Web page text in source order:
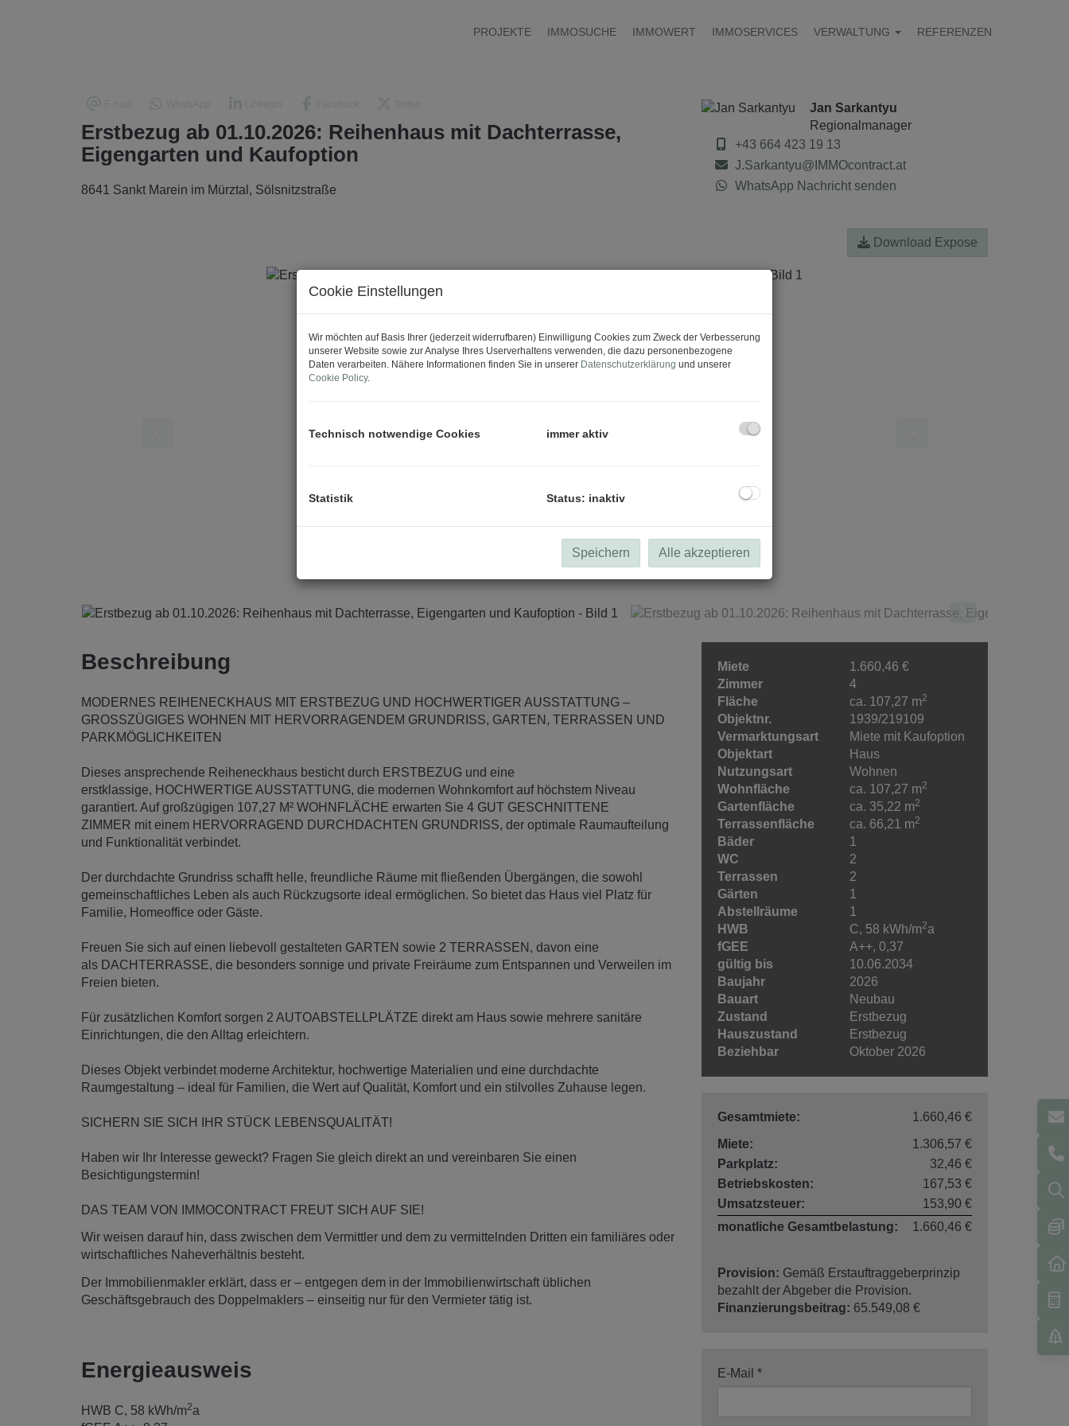
PROJEKTE IMMOSUCHE IMMOWERT IMMOSERVICES VERWALTUNG REFERENZEN
Erstbezug ab 01.10.2026: Reihenhaus mit Dachterrasse,
Eigengarten und Kaufoption
8641 Sankt Marein im Mürztal , Sölsnitzstraße
Jan Sarkantyu
Regionalmanager
+43 664 423 19 13
J.Sarkantyu@IMMOcontract.at
WhatsApp Nachricht senden
Download Expose
Beschreibung
MODERNES REIHENECKHAUS MIT ERSTBEZUG UND HOCHWERTIGER AUSSTATTUNG –
GROSSZÜGIGES WOHNEN MIT HERVORRAGENDEM GRUNDRISS, GARTEN, TERRASSEN UND
PARKMÖGLICHKEITEN
Dieses ansprechende Reiheneckhaus besticht durch ERSTBEZUG und eine
erstklassige, HOCHWERTIGE AUSSTATTUNG, die modernen Wohnkomfort auf höchstem Niveau
garantiert. Auf großzügigen 107,27 M² WOHNFLÄCHE erwarten Sie 4 GUT GESCHNITTENE
ZIMMER mit einem HERVORRAGEND DURCHDACHTEN GRUNDRISS, der optimale Raumaufteilung
und Funktionalität verbindet.
Der durchdachte Grundriss schafft helle, freundliche Räume mit fließenden Übergängen, die sowohl
gemeinschaftliches Leben als auch Rückzugsorte ideal ermöglichen. So bietet das Haus viel Platz für
Familie, Homeoffice oder Gäste.
Freuen Sie sich auf einen liebevoll gestalteten GARTEN sowie 2 TERRASSEN, davon eine
als DACHTERRASSE, die besonders sonnige und private Freiräume zum Entspannen und Verweilen im
Freien bieten.
Für zusätzlichen Komfort sorgen 2 AUTOABSTELLPLÄTZE direkt am Haus sowie mehrere sanitäre
Einrichtungen, die den Alltag erleichtern.
Dieses Objekt verbindet moderne Architektur, hochwertige Materialien und eine durchdachte
Raumgestaltung – ideal für Familien, die Wert auf Qualität, Komfort und ein stilvolles Zuhause legen.
SICHERN SIE SICH IHR STÜCK LEBENSQUALITÄT!
Haben wir Ihr Interesse geweckt? Fragen Sie gleich direkt an und vereinbaren Sie einen
Besichtigungstermin!
DAS TEAM VON IMMOCONTRACT FREUT SICH AUF SIE!
Wir weisen darauf hin, dass zwischen dem Vermittler und dem zu vermittelnden Dritten ein familiäres oder
wirtschaftliches Naheverhältnis besteht.
Der Immobilienmakler erklärt, dass er – entgegen dem in der Immobilienwirtschaft üblichen
Geschäftsgebrauch des Doppelmaklers – einseitig nur für den Vermieter tätig ist.
Energieausweis
HWB C, 58 kWh/m2a
Miete
1.660,46 €
Zimmer
4
Fläche
ca. 107,27 m2
Objektnr.
1939/219109
Vermarktungsart
Miete mit Kaufoption
Objektart
Haus
Nutzungsart
Wohnen
Wohnfläche
ca. 107,27 m2
Gartenfläche ca. 35,22 m2
Terrassenfläche ca. 66,21 m2
Bäder
1
WC
2
Terrassen
2
Gärten
1
Abstellräume
1
HWB
C, 58 kWh/m2a
fGEE
A++, 0,37
gültig bis
10.06.2034
Baujahr
2026
Bauart
Neubau
Zustand
Erstbezug
Hauszustand
Erstbezug
Beziehbar
Oktober 2026
Gesamtmiete:
1.660,46 €
Miete:
1.306,57 €
Parkplatz:
32,46 €
Betriebskosten:
167,53 €
Umsatzsteuer:
153,90 €
monatliche Gesamtbelastung:
1.660,46 €
Provision: Gemäß Erstauftraggeberprinzip
bezahlt der Abgeber die Provision.
Finanzierungsbeitrag: 65.549,08 €
E-Mail
Cookie Einstellungen
Wir möchten auf Basis Ihrer (jederzeit widerrufbaren) Einwilligung Cookies zum Zweck der Verbesserung
unserer Website sowie zur Analyse Ihres Userverhaltens verwenden, die dazu personenbezogene
Daten verarbeiten. Nähere Informationen finden Sie in unserer Datenschutzerklärung und unserer
Cookie Policy.
Technisch notwendige Cookies immer aktiv
Statistik Status: inaktiv
Speichern Alle akzeptieren